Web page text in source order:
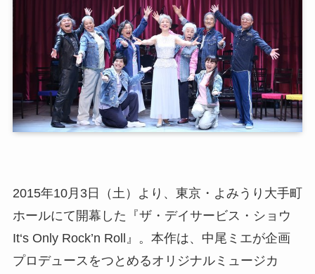
2015年10月3日（土）より、東京・よみうり大手町
ホールにて開幕した『ザ・デイサービス・ショウ
It‘s Only Rock’n Roll』。本作は、中尾ミエが企画
プロデュースをつとめるオリジナルミュージカ